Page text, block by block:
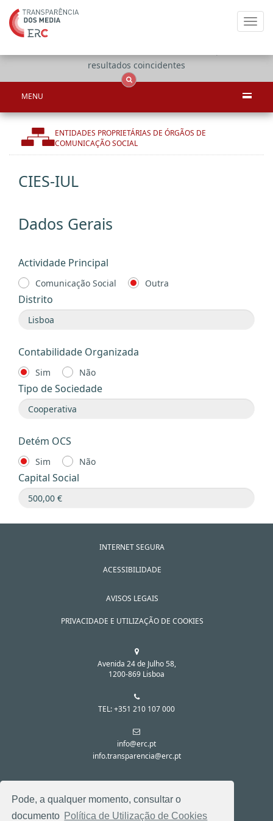
Pode, a qualquer momento, consultar o
documento Política de Utilização de Cookies
resultados coincidentes
MENU
ENTIDADES PROPRIETÁRIAS DE ÓRGÃOS DE
COMUNICAÇÃO SOCIAL
CIES-IUL
Dados Gerais
Actividade Principal
Comunicação Social Outra
Distrito
Contabilidade Organizada
Sim Não
Tipo de Sociedade
Detém OCS
Sim Não
Capital Social
INTERNET SEGURA
ACESSIBILIDADE
AVISOS LEGAIS
PRIVACIDADE E UTILIZAÇÃO DE COOKIES
Avenida 24 de Julho 58,
1200-869 Lisboa
TEL: +351 210 107 000
info@erc.pt
info.transparencia@erc.pt